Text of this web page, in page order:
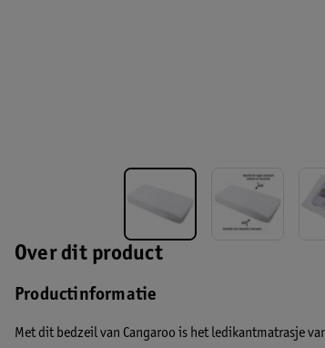
Over dit product
Productinformatie
Met dit bedzeil van Cangaroo is het ledikantmatrasje